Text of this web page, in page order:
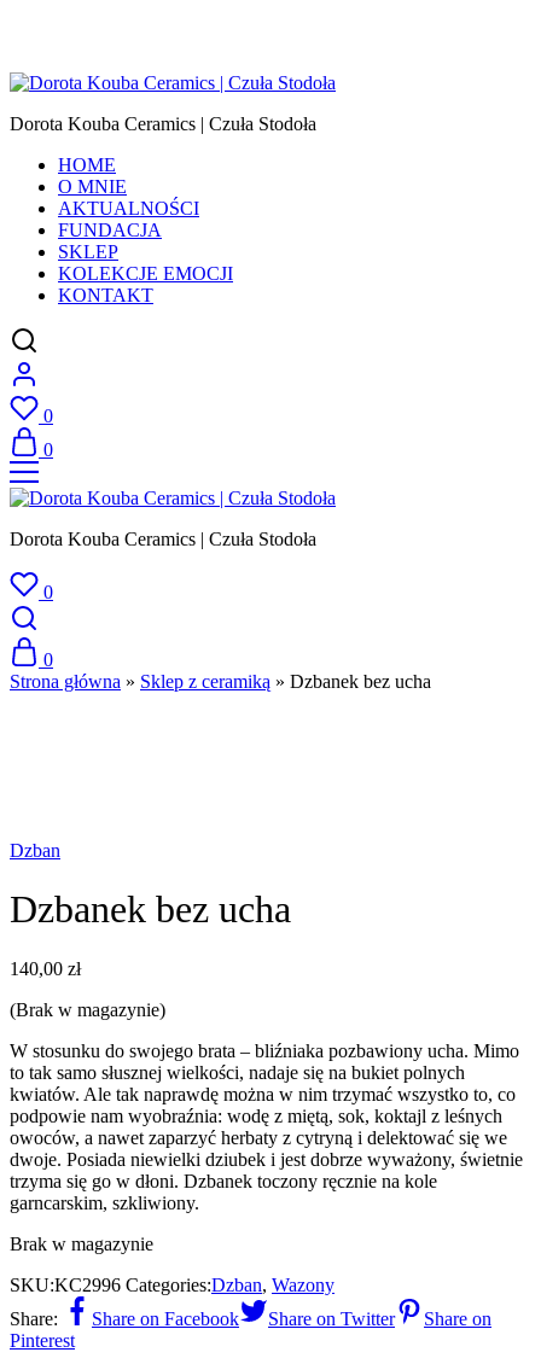
Dorota Kouba Ceramics | Czuła Stodoła
HOME
O MNIE
AKTUALNOŚCI
FUNDACJA
SKLEP
KOLEKCJE EMOCJI
KONTAKT
0
0
Dorota Kouba Ceramics | Czuła Stodoła
0
0
Strona główna » Sklep z ceramiką » Dzbanek bez ucha
Dzban
Dzbanek bez ucha
140,00 zł
(Brak w magazynie)
W stosunku do swojego brata – bliźniaka pozbawiony ucha. Mimo
to tak samo słusznej wielkości, nadaje się na bukiet polnych
kwiatów. Ale tak naprawdę można w nim trzymać wszystko to, co
podpowie nam wyobraźnia: wodę z miętą, sok, koktajl z leśnych
owoców, a nawet zaparzyć herbaty z cytryną i delektować się we
dwoje. Posiada niewielki dziubek i jest dobrze wyważony, świetnie
trzyma się go w dłoni. Dzbanek toczony ręcznie na kole
garncarskim, szkliwiony.
Brak w magazynie
SKU:KC2996 Categories:Dzban, Wazony
Share:
Share on Facebook Share on Twitter
Share on
Pinterest